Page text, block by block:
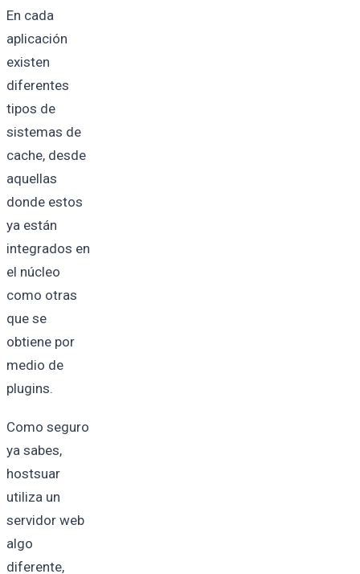
En cada
aplicación
existen
diferentes
tipos de
sistemas de
cache, desde
aquellas
donde estos
ya están
integrados en
el núcleo
como otras
que se
obtiene por
medio de
plugins.
Como seguro
ya sabes,
hostsuar
utiliza un
servidor web
algo
diferente,